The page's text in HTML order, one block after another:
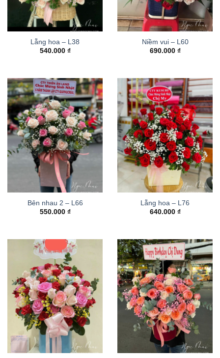
Lẵng hoa – L38
540.000 ₫
Niềm vui – L60
690.000 ₫
Bên nhau 2 – L66
550.000 ₫
Lẵng hoa – L76
640.000 ₫